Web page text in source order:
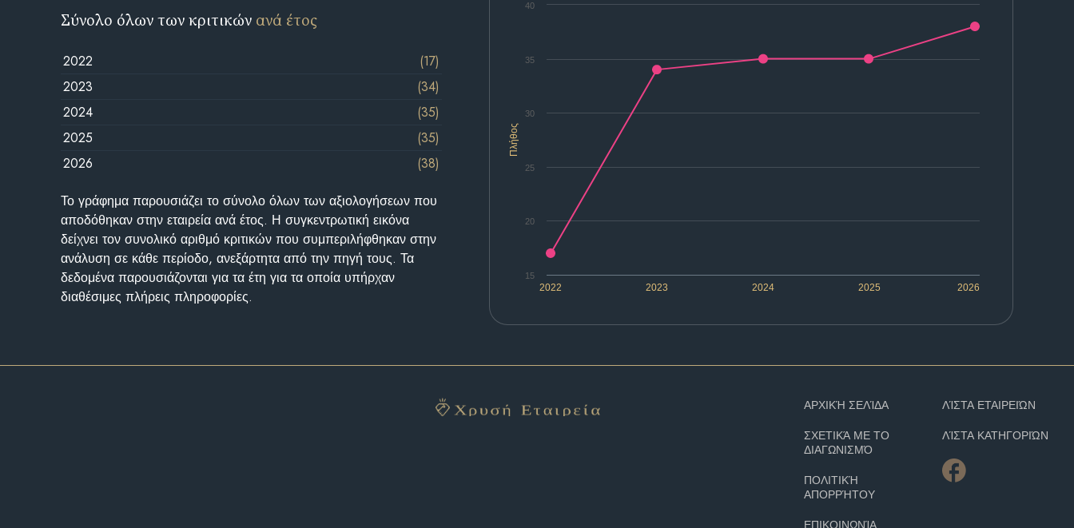
Πλήθος
2022 2023 2024 2025 2026
15
20
25
30
35
40
Σύνολο όλων των κριτικών ανά έτος
2022
(17)
2023
(34)
2024
(35)
2025
(35)
2026
(38)
Το γράφημα παρουσιάζει το σύνολο όλων των αξιολογήσεων που
αποδόθηκαν στην εταιρεία ανά έτος. Η συγκεντρωτική εικόνα
δείχνει τον συνολικό αριθμό κριτικών που συμπεριλήφθηκαν στην
ανάλυση σε κάθε περίοδο, ανεξάρτητα από την πηγή τους. Τα
δεδομένα παρουσιάζονται για τα έτη για τα οποία υπήρχαν
διαθέσιμες πλήρεις πληροφορίες.
ΑΡΧΙΚΉ ΣΕΛΊΔΑ
ΣΧΕΤΙΚΆ ΜΕ ΤΟ
ΔΙΑΓΩΝΙΣΜΌ
ΠΟΛΙΤΙΚΉ
ΑΠΟΡΡΉΤΟΥ
ΛΊΣΤΑ ΕΤΑΙΡΕΙΏΝ
ΛΊΣΤΑ ΚΑΤΗΓΟΡΙΏΝ